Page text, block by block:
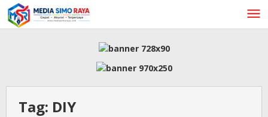
Lewati
ke
konten
Tag: DIY